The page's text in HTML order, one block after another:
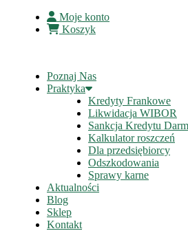
Moje konto
Koszyk
Poznaj Nas
Praktyka
Kredyty Frankowe
Likwidacja WIBOR
Sankcja Kredytu
Kalkulator roszczeń
Dla przedsiębiorcy
Odszkodowania
Sprawy karne
Aktualności
Blog
Sklep
Kontakt